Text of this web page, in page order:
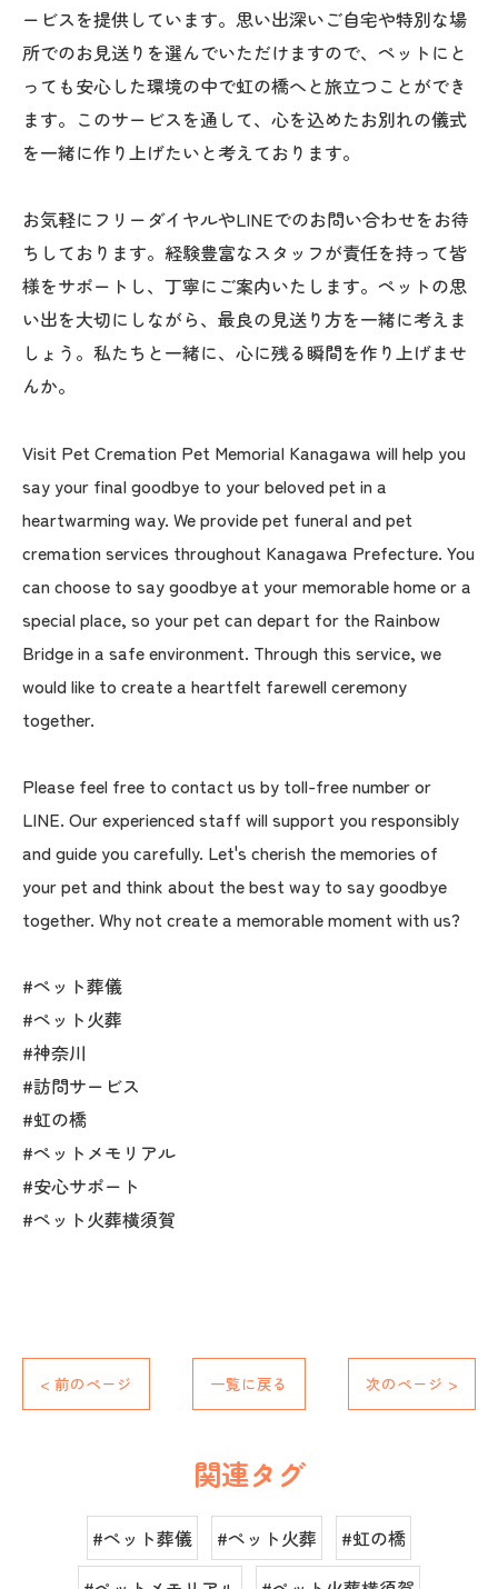
ービスを提供しています。思い出深いご自宅や特別な場
所でのお見送りを選んでいただけますので、ペットにと
っても安心した環境の中で虹の橋へと旅立つことができ
ます。このサービスを通して、心を込めたお別れの儀式
を一緒に作り上げたいと考えております。
お気軽にフリーダイヤルやLINEでのお問い合わせをお待
ちしております。経験豊富なスタッフが責任を持って皆
様をサポートし、丁寧にご案内いたします。ペットの思
い出を大切にしながら、最良の見送り方を一緒に考えま
しょう。私たちと一緒に、心に残る瞬間を作り上げませ
んか。
Visit Pet Cremation Pet Memorial Kanagawa will help you
say your final goodbye to your beloved pet in a
heartwarming way. We provide pet funeral and pet
cremation services throughout Kanagawa Prefecture. You
can choose to say goodbye at your memorable home or a
special place, so your pet can depart for the Rainbow
Bridge in a safe environment. Through this service, we
would like to create a heartfelt farewell ceremony
together.
Please feel free to contact us by toll-free number or
LINE. Our experienced staff will support you responsibly
and guide you carefully. Let's cherish the memories of
your pet and think about the best way to say goodbye
together. Why not create a memorable moment with us?
#ペット葬儀
#ペット火葬
#神奈川
#訪問サービス
#虹の橋
#ペットメモリアル
#安心サポート
#ペット火葬横須賀
< 前のページ 一覧に戻る 次のページ >
関連タグ
#ペット葬儀 #ペット火葬
#虹の橋